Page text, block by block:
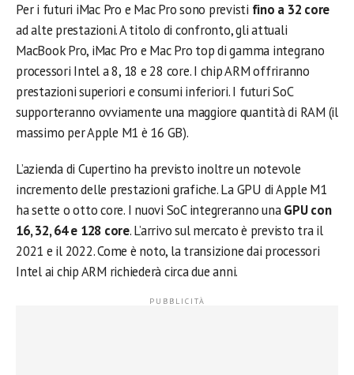
Per i futuri iMac Pro e Mac Pro sono previsti fino a 32 core
ad alte prestazioni. A titolo di confronto, gli attuali
MacBook Pro, iMac Pro e Mac Pro top di gamma integrano
processori Intel a 8, 18 e 28 core. I chip ARM offriranno
prestazioni superiori e consumi inferiori. I futuri SoC
supporteranno ovviamente una maggiore quantità di RAM (il
massimo per Apple M1 è 16 GB).
L’azienda di Cupertino ha previsto inoltre un notevole
incremento delle prestazioni grafiche. La GPU di Apple M1
ha sette o otto core. I nuovi SoC integreranno unaGPU con
16, 32, 64 e 128 core. L’arrivo sul mercato è previsto tra il
2021 e il 2022. Come è noto, la transizione dai processori
Intel ai chip ARM richiederà circa due anni.